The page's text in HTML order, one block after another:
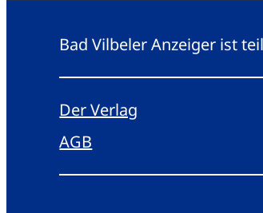
Bad Vilbeler Anzeiger ist
Der Verlag
AGB